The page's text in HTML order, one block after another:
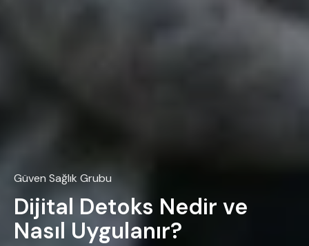
Güven Sağlık Grubu
Dijital Detoks Nedir ve
Nasıl Uygulanır?